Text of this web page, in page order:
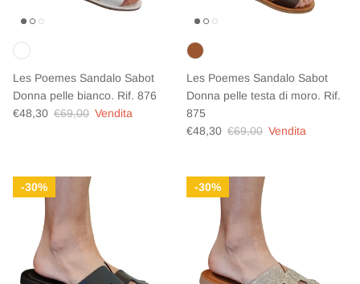
Les Poemes Sandalo Sabot
Donna pelle bianco. Rif. 876
Prezzo di vendita
€48,30 Prezzo normale
€69,00 Vendita
Les Poemes Sandalo Sabot
Donna pelle testa di moro. Rif.
875
Prezzo di vendita
€48,30 Prezzo normale
€69,00 Vendita
30% 30%